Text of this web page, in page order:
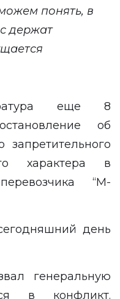
понять, в
держат
еще 8
об
характера в
“М-
день
генеральную
в конфликт.